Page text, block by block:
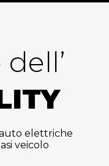
elettriche
veicolo